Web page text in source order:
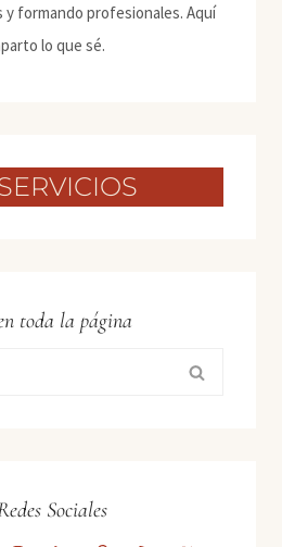
formando profesionales. Aquí
lo que sé.
toda la página
Sociales